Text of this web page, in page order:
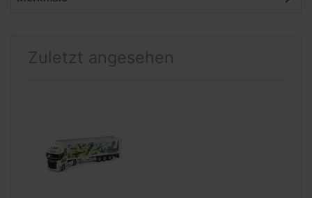
Zuletzt angesehen